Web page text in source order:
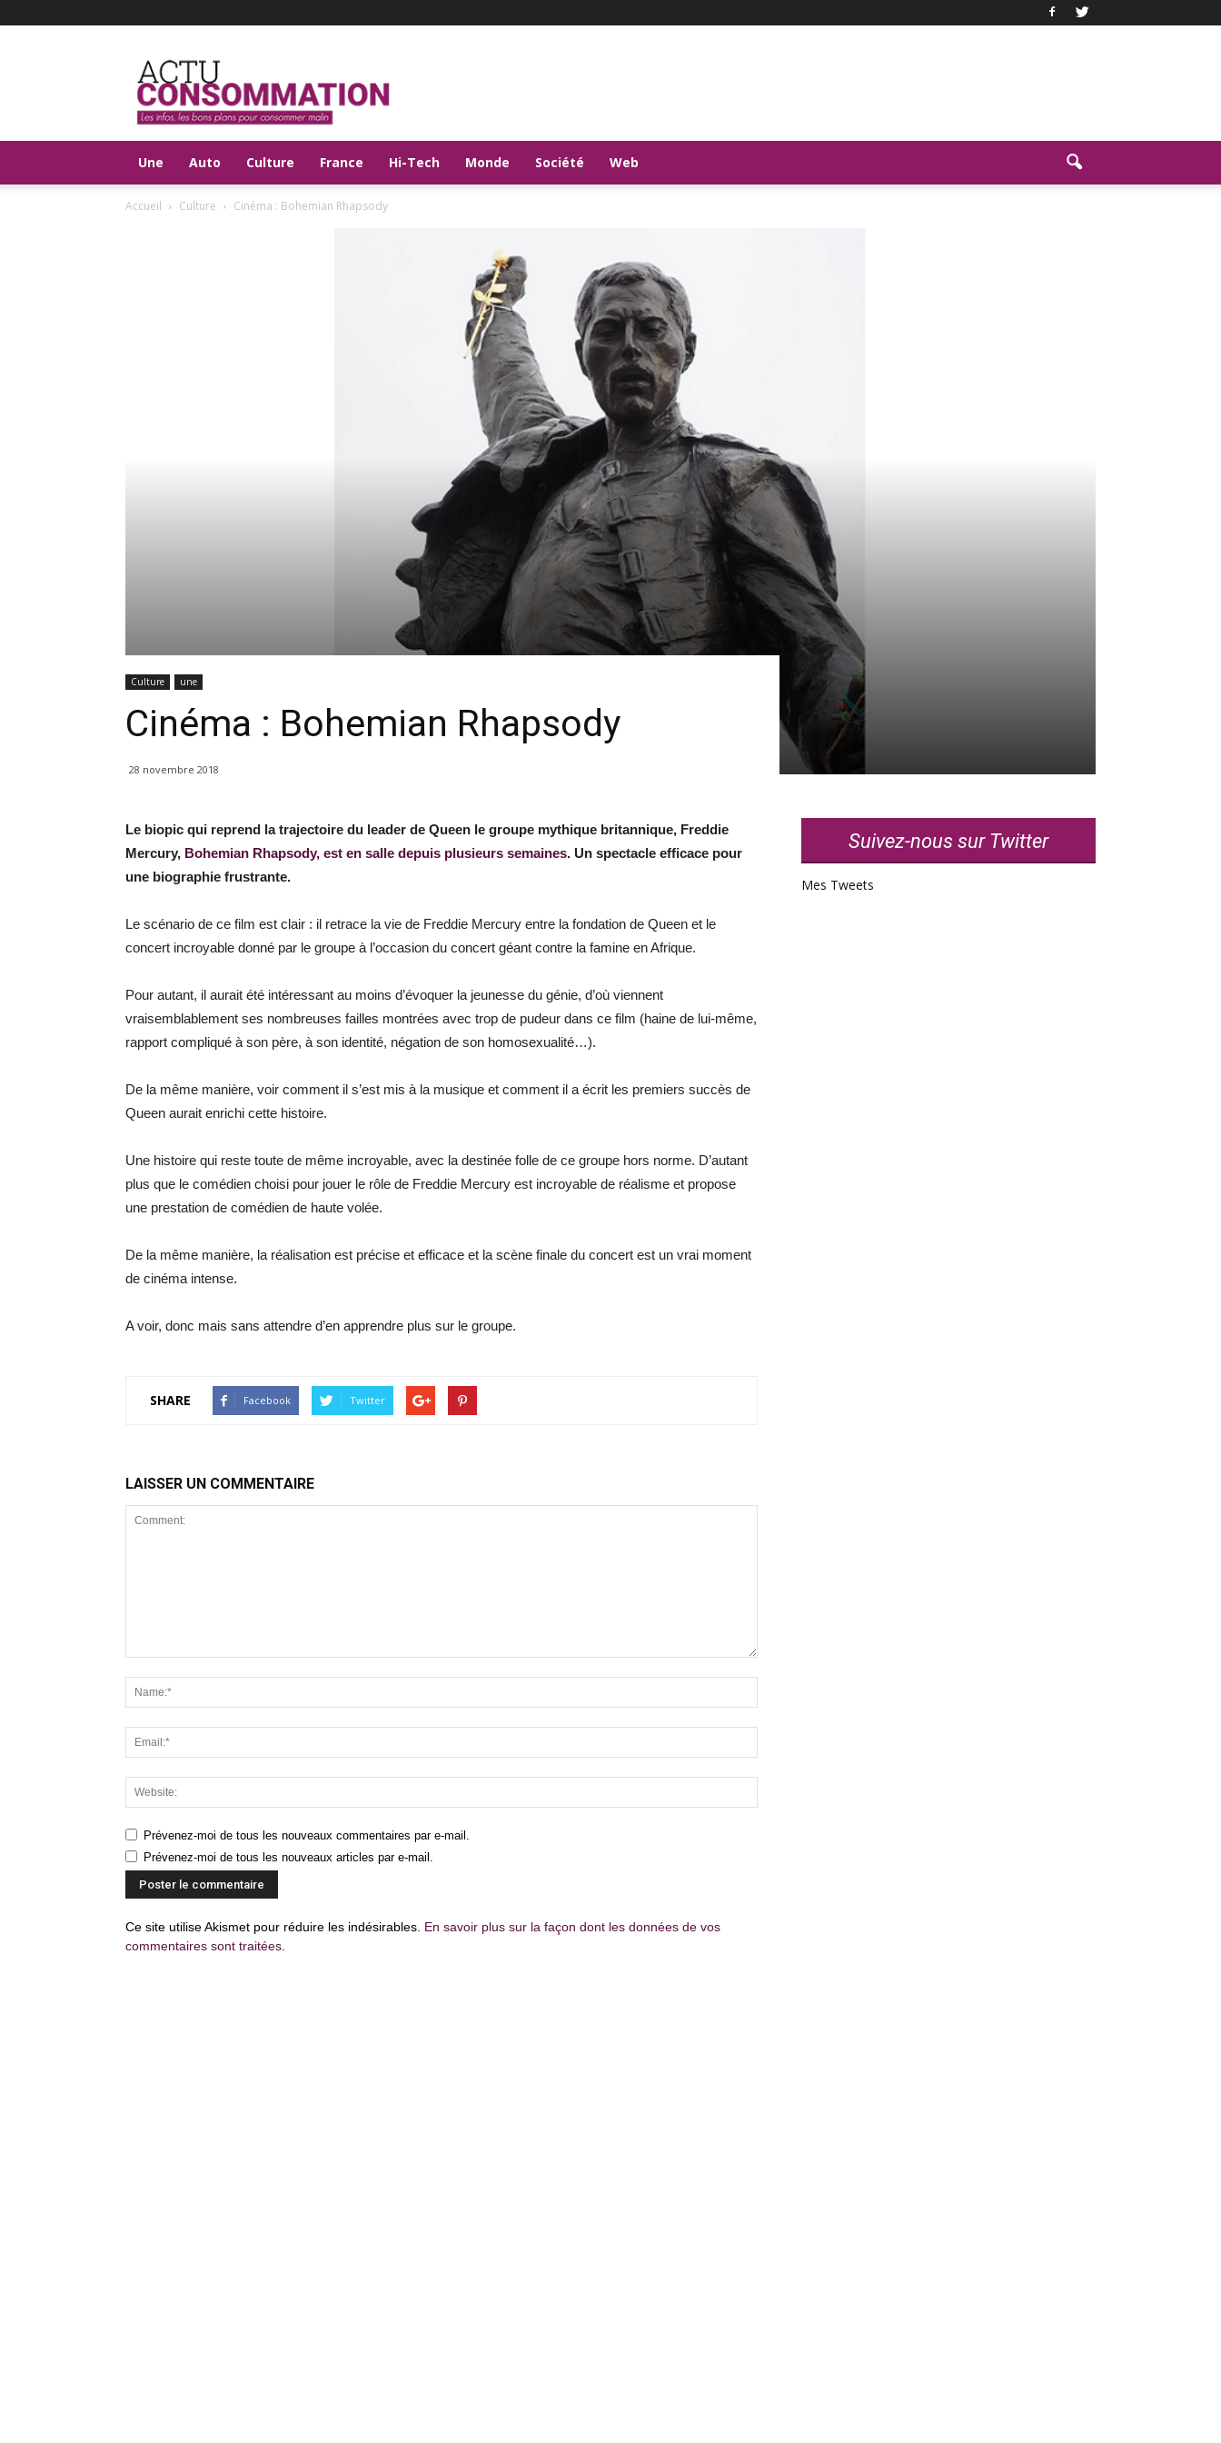
Actu
Consommation
Une Auto Culture France Hi-Tech Monde Société Web
Accueil Culture Cinéma : Bohemian Rhapsody
Culture une
Cinéma : Bohemian Rhapsody
28 novembre 2018
Le biopic qui reprend la trajectoire du leader de Queen le groupe mythique britannique, Freddie
Mercury, Bohemian Rhapsody, est en salle depuis plusieurs semaines. Un spectacle efficace pour
une biographie frustrante.
Le scénario de ce film est clair : il retrace la vie de Freddie Mercury entre la fondation de Queen et le
concert incroyable donné par le groupe à l’occasion du concert géant contre la famine en Afrique.
Pour autant, il aurait été intéressant au moins d’évoquer la jeunesse du génie, d’où viennent
vraisemblablement ses nombreuses failles montrées avec trop de pudeur dans ce film (haine de lui-même,
rapport compliqué à son père, à son identité, négation de son homosexualité…).
De la même manière, voir comment il s’est mis à la musique et comment il a écrit les premiers succès de
Queen aurait enrichi cette histoire.
Une histoire qui reste toute de même incroyable, avec la destinée folle de ce groupe hors norme. D’autant
plus que le comédien choisi pour jouer le rôle de Freddie Mercury est incroyable de réalisme et propose
une prestation de comédien de haute volée.
De la même manière, la réalisation est précise et efficace et la scène finale du concert est un vrai moment
de cinéma intense.
A voir, donc mais sans attendre d’en apprendre plus sur le groupe.
SHARE Facebook Twitter
LAISSER UN COMMENTAIRE
Prévenez-moi de tous les nouveaux commentaires par e-mail.
Prévenez-moi de tous les nouveaux articles par e-mail.
Ce site utilise Akismet pour réduire les indésirables. En savoir plus sur la façon dont les données de vos
commentaires sont traitées
Suivez-nous sur Twitter
Mes Tweets